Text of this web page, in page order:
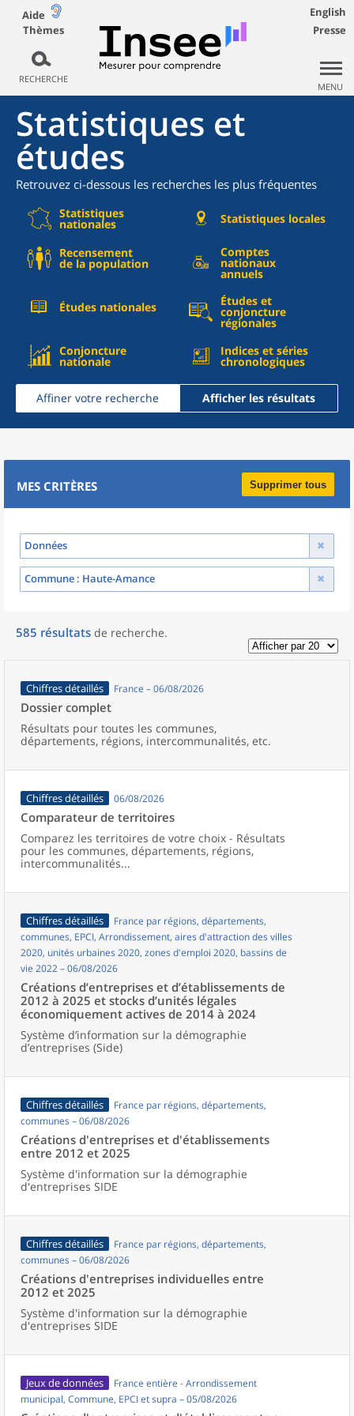
Aide
Thèmes
RECHERCHE
English
Presse
MENU
Statistiques et
études
Retrouvez ci-dessous les recherches les plus fréquentes
Statistiques
nationales Statistiques locales
Recensement
de la population
Comptes
nationaux
annuels
Études nationales Études et
conjoncture
régionales
Conjoncture
nationale
Indices et séries
chronologiques
Affiner votre recherche Afficher les résultats
MES CRITÈRES Supprimer tous
Données
Commune : Haute-Amance
585 résultats de recherche.
Chiffres détaillés France – 06/08/2026
Dossier complet
Résultats pour toutes les communes,
départements, régions, intercommunalités, etc.
Chiffres détaillés 06/08/2026
Comparateur de territoires
Comparez les territoires de votre choix - Résultats
pour les communes, départements, régions,
intercommunalités...
Chiffres détaillés
France par régions, départements,
communes, EPCI, Arrondissement, aires d'attraction des villes
2020, unités urbaines 2020, zones d'emploi 2020, bassins de
vie 2022 – 06/08/2026
Créations d’entreprises et d’établissements de
2012 à 2025 et stocks d’unités légales
économiquement actives de 2014 à 2024
Système d’information sur la démographie
d’entreprises (Side)
Chiffres détaillés
France par régions, départements,
communes – 06/08/2026
Créations d'entreprises et d'établissements
entre 2012 et 2025
Système d'information sur la démographie
d'entreprises SIDE
Chiffres détaillés
France par régions, départements,
communes – 06/08/2026
Créations d'entreprises individuelles entre
2012 et 2025
Système d'information sur la démographie
d'entreprises SIDE
Jeux de données
France entière - Arrondissement
municipal, Commune, EPCI et supra – 05/08/2026